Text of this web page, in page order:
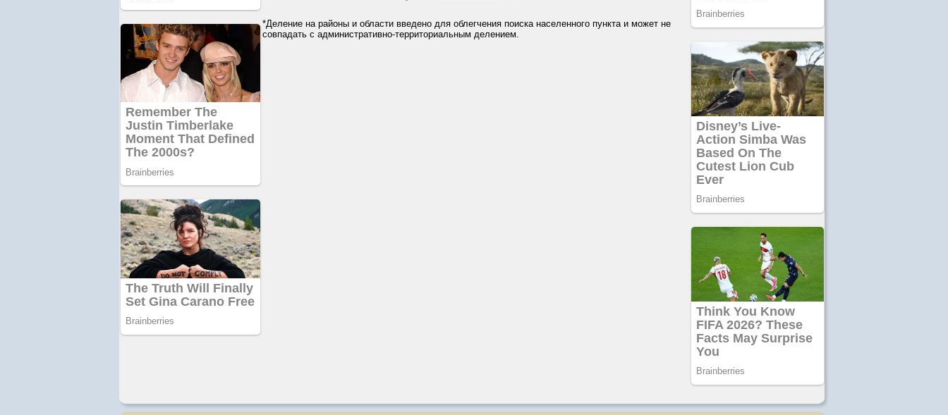
*Деление на районы и области введено для облегчения поиска населенного пункта и может не
совпадать с административно-территориальным делением.